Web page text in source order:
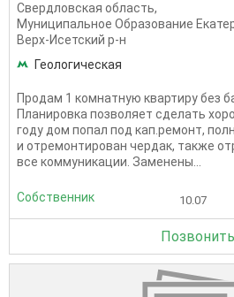
Свердловская область,
Муниципальное Образование
Верх-Исетский р-н
Геологическая
Продам 1 комнатную квартиру без
Планировка позволяет сделать
году дом попал под кап.ремонт,
и отремонтирован чердак, также
все коммуникации. Заменены...
Собственник 10.07
Позвонить